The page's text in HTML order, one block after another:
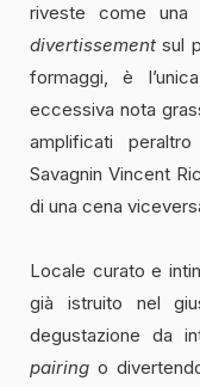
riveste come una
divertissement sul
formaggi, è
eccessiva nota
amplificati
Savagnin Vincent
di una cena
Locale curato e
già istruito nel
degustazione da
pairing o